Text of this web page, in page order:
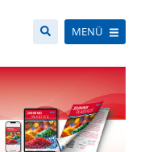
MENÜ